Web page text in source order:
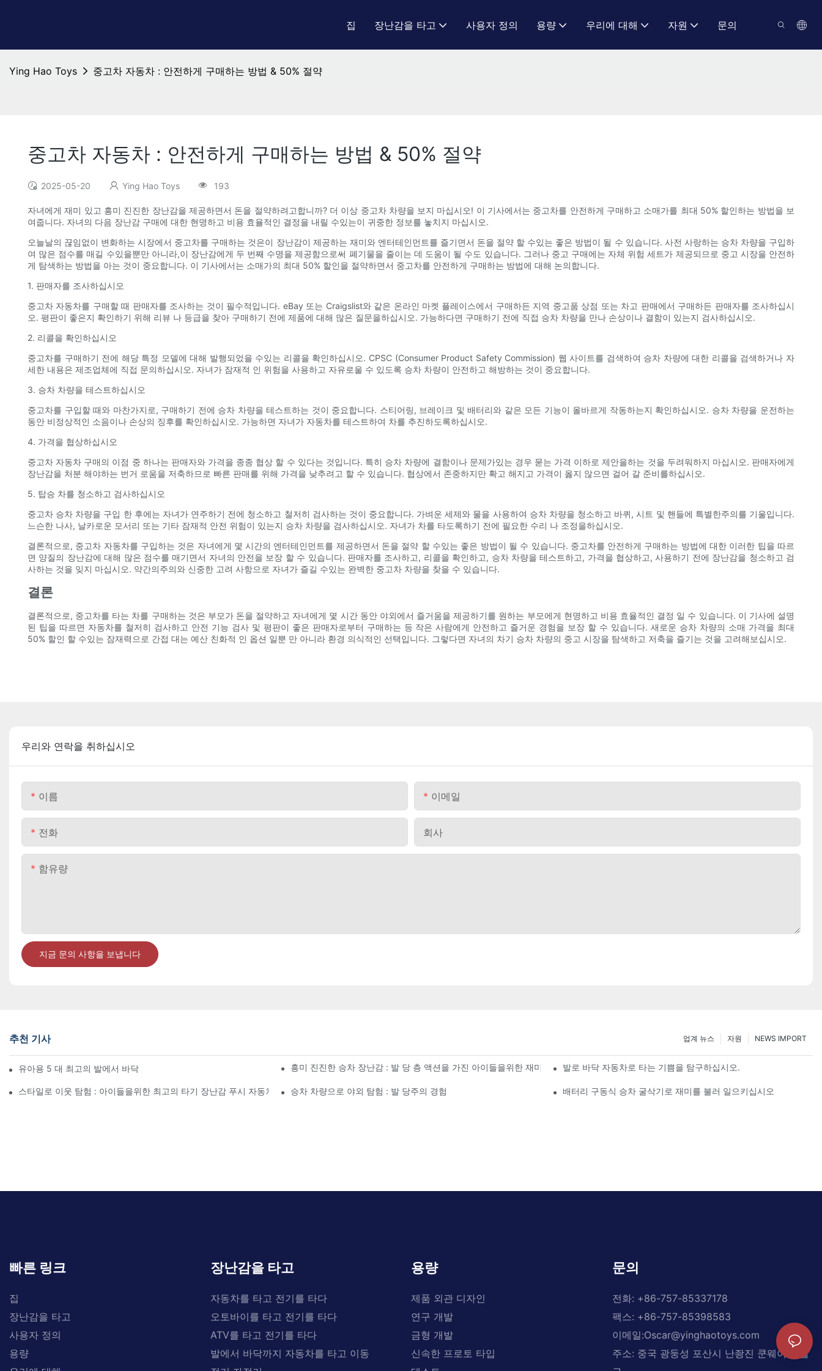
집 장난감을 타고 사용자 정의 용량 우리에 대해 자원 문의
Ying Hao Toys 중고차 자동차 : 안전하게 구매하는 방법 & 50% 절약
중고차 자동차 : 안전하게 구매하는 방법 & 50% 절약
2025-05-20 Ying Hao Toys 193
자녀에게 재미 있고 흥미 진진한 장난감을 제공하면서 돈을 절약하려고합니까? 더 이상 중고차 차량을 보지 마십시오! 이 기사에서는 중고차를 안전하게 구매하고 소매가를 최대 50% 할인하는 방법을 보
여줍니다. 자녀의 다음 장난감 구매에 대한 현명하고 비용 효율적인 결정을 내릴 수있는이 귀중한 정보를 놓치지 마십시오.
오늘날의 끊임없이 변화하는 시장에서 중고차를 구매하는 것은이 장난감이 제공하는 재미와 엔터테인먼트를 즐기면서 돈을 절약 할 수있는 좋은 방법이 될 수 있습니다. 사전 사랑하는 승차 차량을 구입하
여 많은 점수를 매길 수있을뿐만 아니라,이 장난감에게 두 번째 수명을 제공함으로써 폐기물을 줄이는 데 도움이 될 수도 있습니다. 그러나 중고 구매에는 자체 위험 세트가 제공되므로 중고 시장을 안전하
게 탐색하는 방법을 아는 것이 중요합니다. 이 기사에서는 소매가의 최대 50% 할인을 절약하면서 중고차를 안전하게 구매하는 방법에 대해 논의합니다.
1. 판매자를 조사하십시오
중고차 자동차를 구매할 때 판매자를 조사하는 것이 필수적입니다. eBay 또는 Craigslist와 같은 온라인 마켓 플레이스에서 구매하든 지역 중고품 상점 또는 차고 판매에서 구매하든 판매자를 조사하십시
오. 평판이 좋은지 확인하기 위해 리뷰 나 등급을 찾아 구매하기 전에 제품에 대해 많은 질문을하십시오. 가능하다면 구매하기 전에 직접 승차 차량을 만나 손상이나 결함이 있는지 검사하십시오.
2. 리콜을 확인하십시오
중고차를 구매하기 전에 해당 특정 모델에 대해 발행되었을 수있는 리콜을 확인하십시오. CPSC (Consumer Product Safety Commission) 웹 사이트를 검색하여 승차 차량에 대한 리콜을 검색하거나 자
세한 내용은 제조업체에 직접 문의하십시오. 자녀가 잠재적 인 위험을 사용하고 자유로울 수 있도록 승차 차량이 안전하고 해방하는 것이 중요합니다.
3. 승차 차량을 테스트하십시오
중고차를 구입할 때와 마찬가지로, 구매하기 전에 승차 차량을 테스트하는 것이 중요합니다. 스티어링, 브레이크 및 배터리와 같은 모든 기능이 올바르게 작동하는지 확인하십시오. 승차 차량을 운전하는
동안 비정상적인 소음이나 손상의 징후를 확인하십시오. 가능하면 자녀가 자동차를 테스트하여 차를 추진하도록하십시오.
4. 가격을 협상하십시오
중고차 자동차 구매의 이점 중 하나는 판매자와 가격을 종종 협상 할 수 있다는 것입니다. 특히 승차 차량에 결함이나 문제가있는 경우 묻는 가격 이하로 제안을하는 것을 두려워하지 마십시오. 판매자에게
장난감을 처분 해야하는 번거 로움을 저축하므로 빠른 판매를 위해 가격을 낮추려고 할 수 있습니다. 협상에서 존중하지만 확고 해지고 가격이 옳지 않으면 걸어 갈 준비를하십시오.
5. 탑승 차를 청소하고 검사하십시오
중고차 승차 차량을 구입 한 후에는 자녀가 연주하기 전에 청소하고 철저히 검사하는 것이 중요합니다. 가벼운 세제와 물을 사용하여 승차 차량을 청소하고 바퀴, 시트 및 핸들에 특별한주의를 기울입니다.
느슨한 나사, 날카로운 모서리 또는 기타 잠재적 안전 위험이 있는지 승차 차량을 검사하십시오. 자녀가 차를 타도록하기 전에 필요한 수리 나 조정을하십시오.
결론적으로, 중고차 자동차를 구입하는 것은 자녀에게 몇 시간의 엔터테인먼트를 제공하면서 돈을 절약 할 수있는 좋은 방법이 될 수 있습니다. 중고차를 안전하게 구매하는 방법에 대한 이러한 팁을 따르
면 양질의 장난감에 대해 많은 점수를 매기면서 자녀의 안전을 보장 할 수 있습니다. 판매자를 조사하고, 리콜을 확인하고, 승차 차량을 테스트하고, 가격을 협상하고, 사용하기 전에 장난감을 청소하고 검
사하는 것을 잊지 마십시오. 약간의주의와 신중한 고려 사항으로 자녀가 즐길 수있는 완벽한 중고차 차량을 찾을 수 있습니다.
결론
결론적으로, 중고차를 타는 차를 구매하는 것은 부모가 돈을 절약하고 자녀에게 몇 시간 동안 야외에서 즐거움을 제공하기를 원하는 부모에게 현명하고 비용 효율적인 결정 일 수 있습니다. 이 기사에 설명
된 팁을 따르면 자동차를 철저히 검사하고 안전 기능 검사 및 평판이 좋은 판매자로부터 구매하는 등 작은 사람에게 안전하고 즐거운 경험을 보장 할 수 있습니다. 새로운 승차 차량의 소매 가격을 최대
50% 할인 할 수있는 잠재력으로 간접 대는 예산 친화적 인 옵션 일뿐 만 아니라 환경 의식적인 선택입니다. 그렇다면 자녀의 차기 승차 차량의 중고 시장을 탐색하고 저축을 즐기는 것을 고려해보십시오.
우리와 연락을 취하십시오
이름 이메일
전화 회사
함유량
지금 문의 사항을 보냅니다
추천 기사 NEWS IMPORT
자원
업계 뉴스
유아용 5 대 최고의 발에서 바닥을 밀고 흥미 진진한 승차 장난감 : 발 당 층 액션을 가진 아이들을위한 재미! 발로 바닥 자동차로 타는 기쁨을 탐구하십시오.
스타일로 이웃 탐험 : 아이들을위한 최고의 타기 장난감 푸시 자동차 승차 차량으로 야외 탐험 : 발 당주의 경험 배터리 구동식 승차 굴삭기로 재미를 불러 일으키십시오
빠른 링크
집
장난감을 타고
사용자 정의
용량
장난감을 타고
자동차를 타고 전기를 타다
오토바이를 타고 전기를 타다
ATV를 타고 전기를 타다
발에서 바닥까지 자동차를 타고 이동
용량
제품 외관 디자인
연구 개발
금형 개발
신속한 프로토 타입
문의
전화: +86-757-85337178
팩스: +86-757-85398583
이메일:Oscar@yinghaotoys.com
주소: 중국 광둥성 포산시 난좡진 쿤웨이 개발